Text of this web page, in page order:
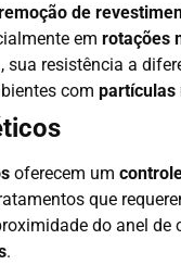
de
em rotações
sua resistência a
com partículas
oferecem um
que
do anel
.